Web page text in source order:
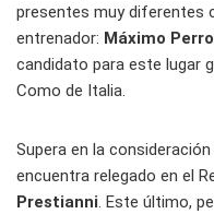
presentes muy diferentes
entrenador: Máximo
candidato para este lugar
Como de Italia.
Supera en la consideración
encuentra relegado en el
Prestianni. Este último,